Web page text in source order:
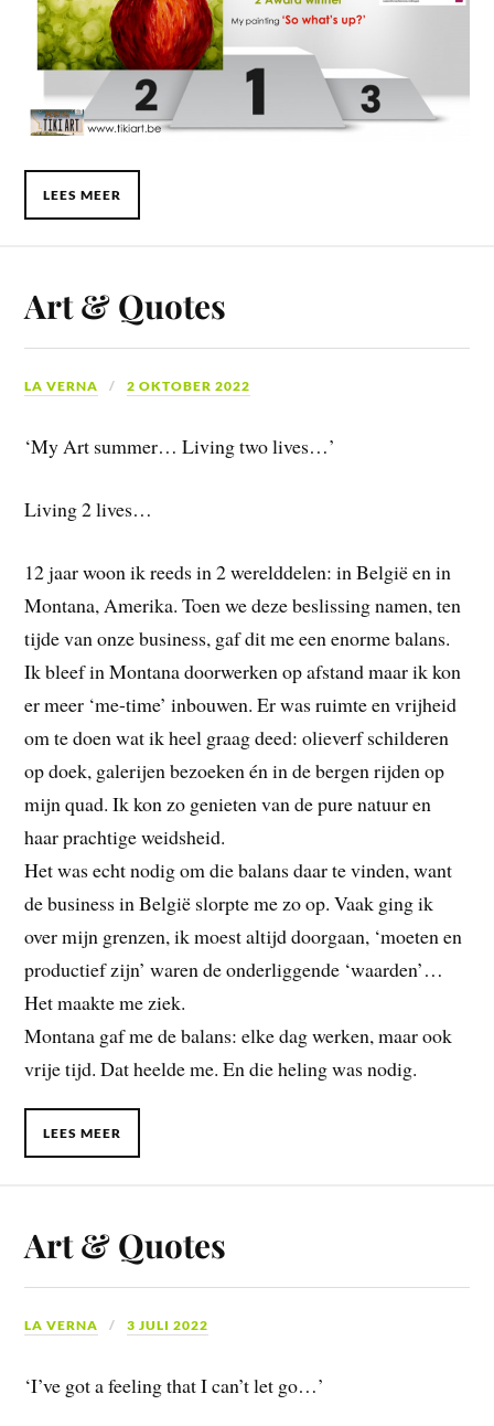
LEES MEER
Art & Quotes
LA VERNA 2 OKTOBER 2022
‘My Art summer… Living two lives…’
Living 2 lives…
12 jaar woon ik reeds in 2 werelddelen: in België en in
Montana, Amerika. Toen we deze beslissing namen, ten
tijde van onze business, gaf dit me een enorme balans.
Ik bleef in Montana doorwerken op afstand maar ik kon
er meer ‘me-time’ inbouwen. Er was ruimte en vrijheid
om te doen wat ik heel graag deed: olieverf schilderen
op doek, galerijen bezoeken én in de bergen rijden op
mijn quad. Ik kon zo genieten van de pure natuur en
haar prachtige weidsheid.
Het was echt nodig om die balans daar te vinden, want
de business in België slorpte me zo op. Vaak ging ik
over mijn grenzen, ik moest altijd doorgaan, ‘moeten en
productief zijn’ waren de onderliggende ‘waarden’…
Het maakte me ziek.
Montana gaf me de balans: elke dag werken, maar ook
vrije tijd. Dat heelde me. En die heling was nodig.
LEES MEER
Art & Quotes
LA VERNA 3 JULI 2022
‘I’ve got a feeling that I can’t let go…’